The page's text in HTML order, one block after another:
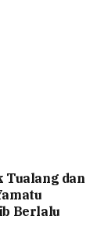
Tualang dan
Berlalu